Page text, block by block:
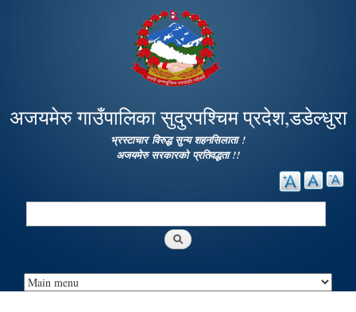
main
content
अजयमेरु गाउँपालिका सुदुरपश्चिम प्रदेश,डडेल्धुरा
भ्रस्टाचार विरुद्ध सुन्य शहनसिलाता !
अजयमेरु सरकारको प्रतिवद्धता !!
Search